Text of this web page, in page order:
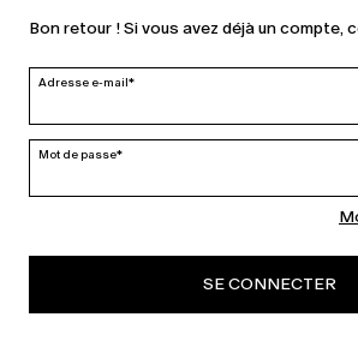
PAYS ET LANGUE
France | fr
modifier
MARINA RINALDI
Bon retour ! Si vous avez déjà un compte,
Adresse e-mail*
Mot de passe*
SE CONNECTER